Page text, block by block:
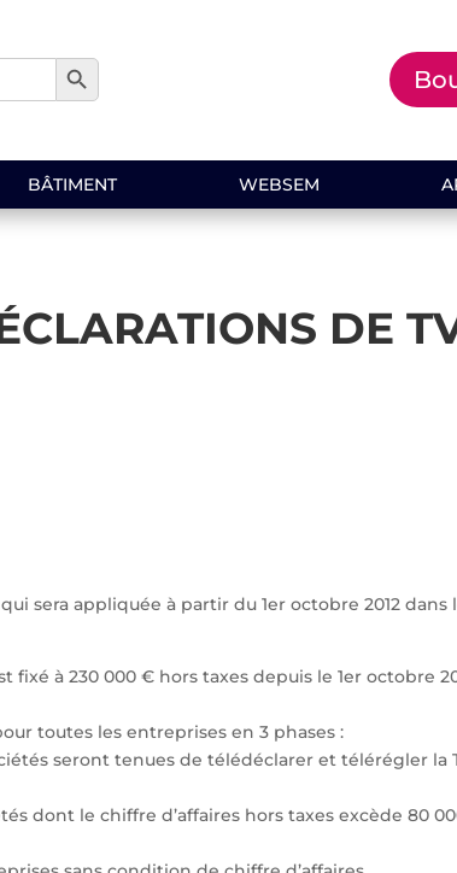
Search Button
BÂTIMENT WEBSEM
DE
sera appliquée à partir du 1er octobre 2012 dans
à 230 000 € hors taxes depuis le 1er octobre
toutes les entreprises en 3 phases :
seront tenues de télédéclarer et télérégler la
dont le chiffre d’affaires hors taxes excède 80